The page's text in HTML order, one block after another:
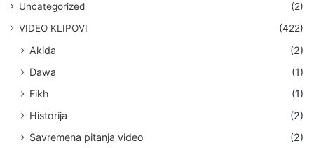
Uncategorized
(2)
VIDEO KLIPOVI
(422)
Akida
(2)
Dawa
(1)
Fikh
(1)
Historija
(2)
Savremena pitanja video
(2)